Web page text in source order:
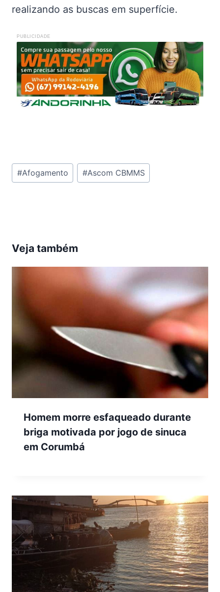
realizando as buscas em superfície.
PUBLICIDADE
Tags
do
#Afogamento #Ascom CBMMS
Veja também
Homem morre esfaqueado durante
briga motivada por jogo de sinuca
em Corumbá